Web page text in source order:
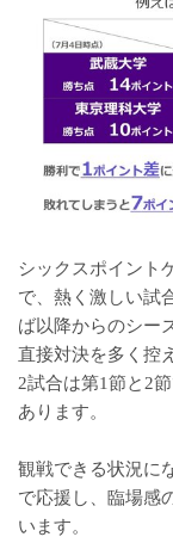
シックスポイント
で、熱く激しい試
ば以降からのシー
直接対決を多く控
2試合は第1節と2
あります。
観戦できる状況に
で応援し、臨場感
います。